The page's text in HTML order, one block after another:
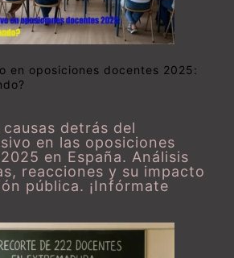
en oposiciones docentes 2025:
detrás del
en las oposiciones
en España. Análisis
reacciones y su impacto
pública. ¡Infórmate